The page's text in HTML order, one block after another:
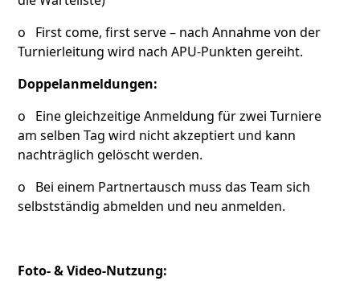
o First come, first serve – nach Annahme von der
Turnierleitung wird nach APU-Punkten gereiht.
Doppelanmeldungen:
o Eine gleichzeitige Anmeldung für zwei Turniere
am selben Tag wird nicht akzeptiert und kann
nachträglich gelöscht werden.
o Bei einem Partnertausch muss das Team sich
selbstständig abmelden und neu anmelden.
Foto- & Video-Nutzung: